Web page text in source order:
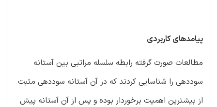
پیامدهای کاربردی
مطالعات صورت گرفته رابطه سلسله مراتبی بین آستانه
سوددهی را شناسایی کردند که در آن آستانه سوددهی مثبت
از بیشترین اهمیت برخوردار بوده و پس از آن آستانه پیش